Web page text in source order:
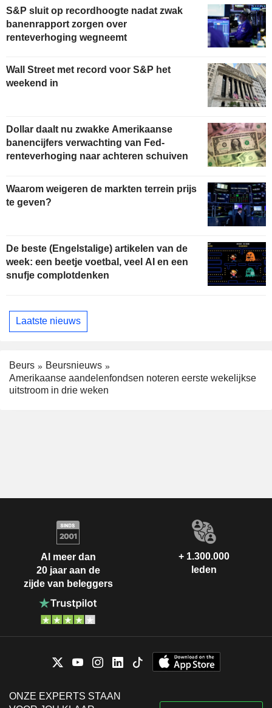
S&P sluit op recordhoogte nadat zwak
banenrapport zorgen over
renteverhoging wegneemt
Wall Street met record voor S&P het
weekend in
Dollar daalt nu zwakke Amerikaanse
banencijfers verwachting van Fed-
renteverhoging naar achteren schuiven
Waarom weigeren de markten terrein prijs
te geven?
De beste (Engelstalige) artikelen van de
week: een beetje voetbal, veel AI en een
snufje complotdenken
Laatste nieuws
Beurs
Beursnieuws
Amerikaanse aandelenfondsen noteren eerste wekelijkse
uitstroom in drie weken
Al meer dan
20 jaar aan de
zijde van beleggers
+ 1.300.000
leden
ONZE EXPERTS STAAN